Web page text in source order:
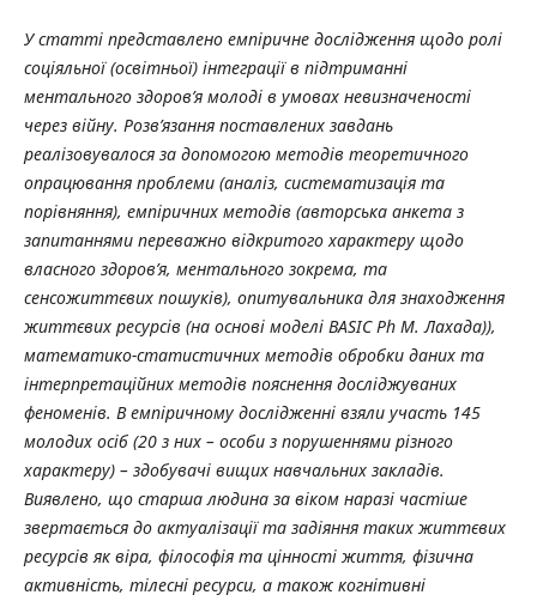
У статті представлено емпіричне дослідження щодо ролі
соціяльної (освітньої) інтеграції в підтриманні
ментального здоров’я молоді в умовах невизначеності
через війну. Розв’язання поставлених завдань
реалізовувалося за допомогою методів теоретичного
опрацювання проблеми (аналіз, систематизація та
порівняння), емпіричних методів (авторська анкета з
запитаннями переважно відкритого характеру щодо
власного здоров’я, ментального зокрема, та
сенсожиттєвих пошуків), опитувальника для знаходження
життєвих ресурсів (на основі моделі BASIC Ph М. Лахада)),
математико-статистичних методів обробки даних та
інтерпретаційних методів пояснення досліджуваних
феноменів. В емпіричному дослідженні взяли участь 145
молодих осіб (20 з них – особи з порушеннями різного
характеру) – здобувачі вищих навчальних закладів.
Виявлено, що старша людина за віком наразі частіше
звертається до актуалізації та задіяння таких життєвих
ресурсів як віра, філософія та цінності життя, фізична
активність, тілесні ресурси, а також когнітивні